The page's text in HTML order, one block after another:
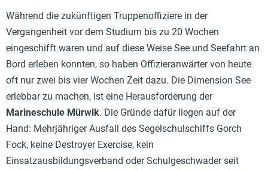
Während die zukünftigen Truppenoffiziere in der
Vergangenheit vor dem Studium bis zu 20 Wochen
eingeschifft waren und auf diese Weise See und Seefahrt an
Bord erleben konnten, so haben Offizieranwärter von heute
oft nur zwei bis vier Wochen Zeit dazu. Die Dimension See
erlebbar zu machen, ist eine Herausforderung der
Marineschule Mürwik. Die Gründe dafür liegen auf der
Hand: Mehrjähriger Ausfall des Segelschulschiffs Gorch
Fock, keine Destroyer Exercise, kein
Einsatzausbildungsverband oder Schulgeschwader seit